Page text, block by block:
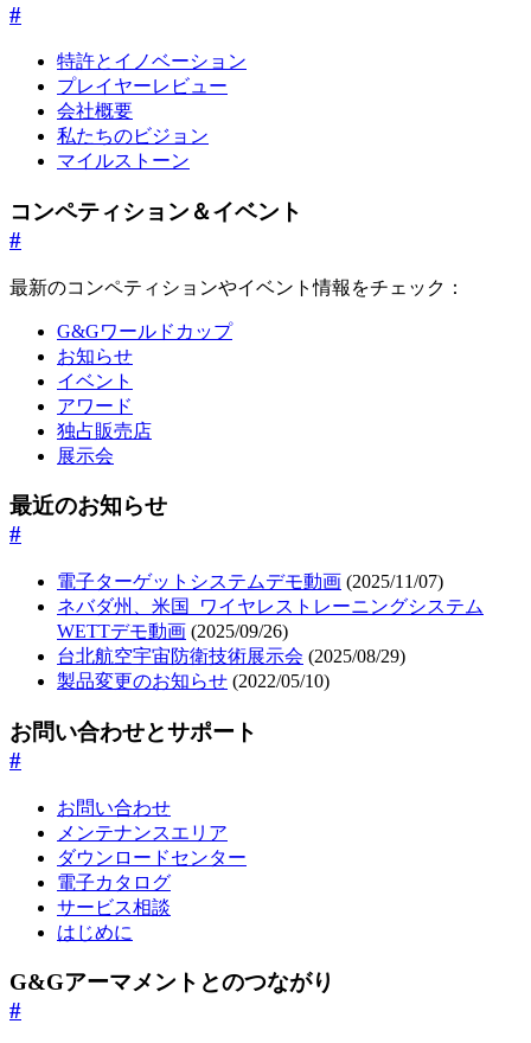
#
特許とイノベーション
プレイヤーレビュー
会社概要
私たちのビジョン
マイルストーン
コンペティション＆イベント
#
最新のコンペティションやイベント情報をチェック：
G&Gワールドカップ
お知らせ
イベント
アワード
独占販売店
展示会
最近のお知らせ
#
電子ターゲットシステムデモ動画 (2025/11/07)
ネバダ州、米国_ワイヤレストレーニングシステム
WETTデモ動画 (2025/09/26)
台北航空宇宙防衛技術展示会 (2025/08/29)
製品変更のお知らせ (2022/05/10)
お問い合わせとサポート
#
お問い合わせ
メンテナンスエリア
ダウンロードセンター
電子カタログ
サービス相談
はじめに
G&Gアーマメントとのつながり
#